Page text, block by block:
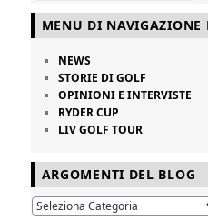
MENU DI NAVIGAZIONE
NEWS
STORIE DI GOLF
OPINIONI E INTERVISTE
RYDER CUP
LIV GOLF TOUR
ARGOMENTI DEL BLOG